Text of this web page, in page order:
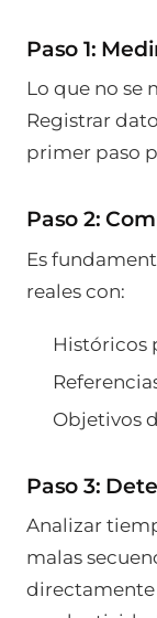
Paso 1:
Lo que no se
Registrar
primer paso
Paso 2:
Es
reales con:
Históricos
Objetivos
Paso 3:
Analizar
malas
directamente